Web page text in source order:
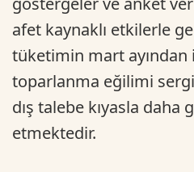
afet kaynaklı etkilerle
tüketimin mart
toparlanma eğilimi
dış talebe kıyasla
etmektedir.